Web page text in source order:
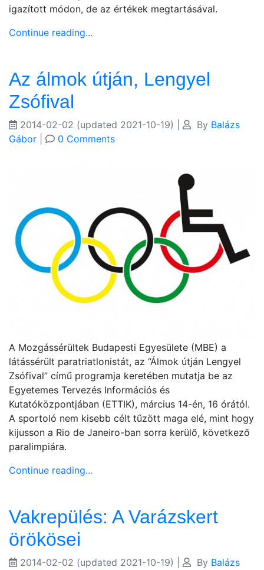
igazított módon, de az értékek megtartásával.
Continue reading...
Az álmok útján, Lengyel
Zsófival
2014-02-02 (updated 2021-10-19) By Balázs
Gábor
0 Comments
A Mozgássérültek Budapesti Egyesülete (MBE) a
látássérült paratriatlonistát, az “Álmok útján Lengyel
Zsófival” című programja keretében mutatja be az
Egyetemes Tervezés Információs és
Kutatóközpontjában (ETTIK), március 14-én, 16 órától.
A sportoló nem kisebb célt tűzött maga elé, mint hogy
kijusson a Rio de Janeiro-ban sorra kerülő, következő
paralimpiára.
Continue reading...
Vakrepülés: A Varázskert
örökösei
2014-02-02 (updated 2021-10-19) By Balázs